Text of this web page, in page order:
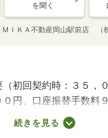
を聞く
ＭＩＫＡ不動産岡山駅前店 （
初回契約時：３５，
円、口座振替手数料
００円～・ペット条
した【地域密着型】の
続きを見る